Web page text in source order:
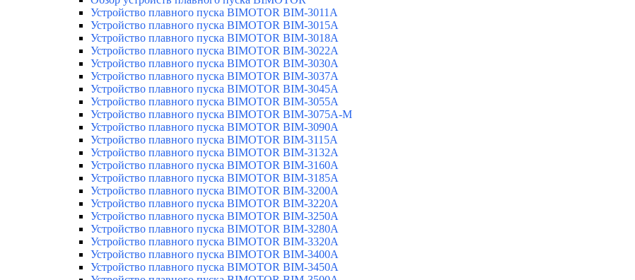
Устройство плавного пуска BIMOTOR BIM-3011A
Устройство плавного пуска BIMOTOR BIM-3015A
Устройство плавного пуска BIMOTOR BIM-3018A
Устройство плавного пуска BIMOTOR BIM-3022A
Устройство плавного пуска BIMOTOR BIM-3030A
Устройство плавного пуска BIMOTOR BIM-3037A
Устройство плавного пуска BIMOTOR BIM-3045A
Устройство плавного пуска BIMOTOR BIM-3055A
Устройство плавного пуска BIMOTOR BIM-3075A-M
Устройство плавного пуска BIMOTOR BIM-3090A
Устройство плавного пуска BIMOTOR BIM-3115A
Устройство плавного пуска BIMOTOR BIM-3132A
Устройство плавного пуска BIMOTOR BIM-3160A
Устройство плавного пуска BIMOTOR BIM-3185A
Устройство плавного пуска BIMOTOR BIM-3200A
Устройство плавного пуска BIMOTOR BIM-3220A
Устройство плавного пуска BIMOTOR BIM-3250A
Устройство плавного пуска BIMOTOR BIM-3280A
Устройство плавного пуска BIMOTOR BIM-3320A
Устройство плавного пуска BIMOTOR BIM-3400A
Устройство плавного пуска BIMOTOR BIM-3450A